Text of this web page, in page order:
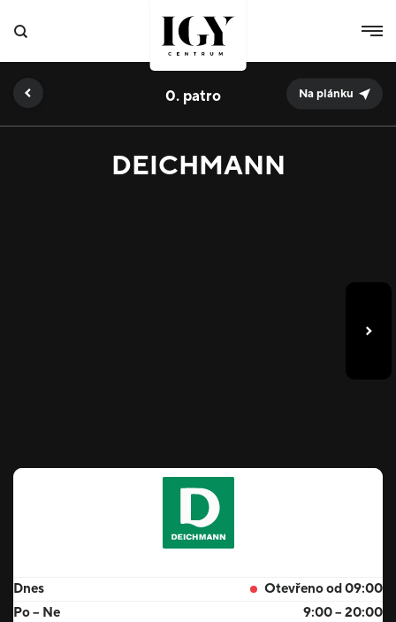
DEICHMANN
0. Na plánku
Dnes
Otevřeno od 09:00
Po – Ne
9:00 – 20:00